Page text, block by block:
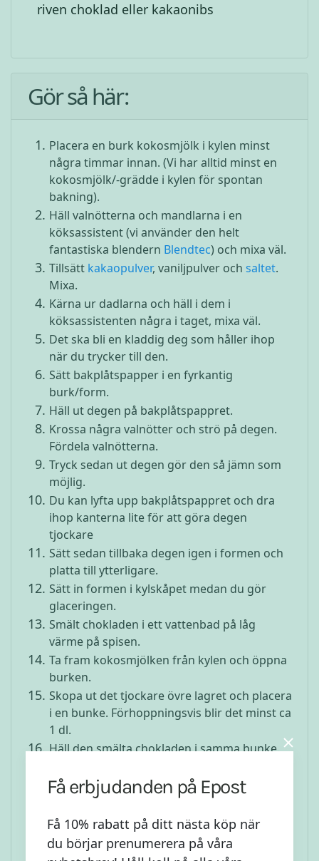
riven choklad eller kakaonibs
Gör så här:
Placera en burk kokosmjölk i kylen minst
några timmar innan. (Vi har alltid minst en
kokosmjölk/-grädde i kylen för spontan
bakning).
Häll valnötterna och mandlarna i en
köksassistent (vi använder den helt
fantastiska blendern Blendtec) och mixa väl.
Tillsätt kakaopulver, vaniljpulver och saltet.
Mixa.
Kärna ur dadlarna och häll i dem i
köksassistenten några i taget, mixa väl.
Det ska bli en kladdig deg som håller ihop
när du trycker till den.
Sätt bakplåtspapper i en fyrkantig
burk/form.
Häll ut degen på bakplåtspappret.
Krossa några valnötter och strö på degen.
Fördela valnötterna.
Tryck sedan ut degen gör den så jämn som
möjlig.
Du kan lyfta upp bakplåtspappret och dra
ihop kanterna lite för att göra degen
tjockare
Sätt sedan tillbaka degen igen i formen och
platta till ytterligare.
Sätt in formen i kylskåpet medan du gör
glaceringen.
Smält chokladen i ett vattenbad på låg
värme på spisen.
Ta fram kokosmjölken från kylen och öppna
burken.
Skopa ut det tjockare övre lagret och placera
i en bunke. Förhoppningsvis blir det minst ca
1 dl.
Häll den smälta chokladen i samma bunke.
krämigt.
Tillsätt sötningen och saltet och vispa. Du
kan användabjörksocker/xylitoleller någon
annan sötning du föredrar.
Ta ut formen från kylskåpet. Fördela
Få erbjudanden på Epost
Få 10% rabatt på ditt nästa köp när
du börjar prenumerera på våra